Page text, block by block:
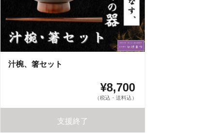
汁椀、箸セット
¥8,700
（税込・送料込）
支援終了